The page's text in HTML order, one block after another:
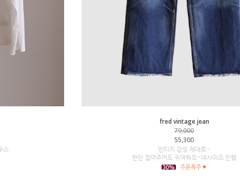
스
fred vintage jean
79,000
55,300
빈티지 감성 제대로~
한단 접어주어도 귀여워요~네사이즈 진행